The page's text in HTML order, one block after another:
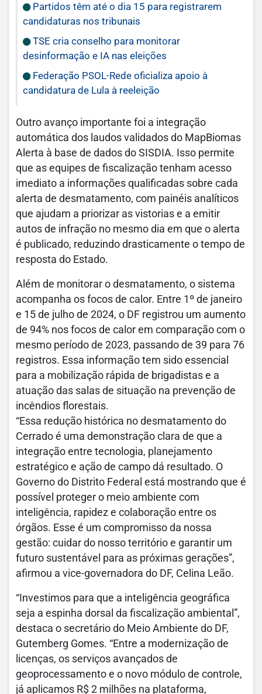
Partidos têm até o dia 15 para registrarem
candidaturas nos tribunais
TSE cria conselho para monitorar
desinformação e IA nas eleições
Federação PSOL-Rede oficializa apoio à
candidatura de Lula à reeleição
Outro avanço importante foi a integração
automática dos laudos validados do MapBiomas
Alerta à base de dados do SISDIA. Isso permite
que as equipes de fiscalização tenham acesso
imediato a informações qualificadas sobre cada
alerta de desmatamento, com painéis analíticos
que ajudam a priorizar as vistorias e a emitir
autos de infração no mesmo dia em que o alerta
é publicado, reduzindo drasticamente o tempo de
resposta do Estado.
Além de monitorar o desmatamento, o sistema
acompanha os focos de calor. Entre 1º de janeiro
e 15 de julho de 2024, o DF registrou um aumento
de 94% nos focos de calor em comparação com o
mesmo período de 2023, passando de 39 para 76
registros. Essa informação tem sido essencial
para a mobilização rápida de brigadistas e a
atuação das salas de situação na prevenção de
incêndios florestais.
“Essa redução histórica no desmatamento do
Cerrado é uma demonstração clara de que a
integração entre tecnologia, planejamento
estratégico e ação de campo dá resultado. O
Governo do Distrito Federal está mostrando que é
possível proteger o meio ambiente com
inteligência, rapidez e colaboração entre os
órgãos. Esse é um compromisso da nossa
gestão: cuidar do nosso território e garantir um
futuro sustentável para as próximas gerações”,
afirmou a vice-governadora do DF, Celina Leão.
“Investimos para que a inteligência geográfica
seja a espinha dorsal da fiscalização ambiental”,
destaca o secretário do Meio Ambiente do DF,
Gutemberg Gomes. “Entre a modernização de
licenças, os serviços avançados de
geoprocessamento e o novo módulo de controle,
já aplicamos R$ 2 milhões na plataforma,